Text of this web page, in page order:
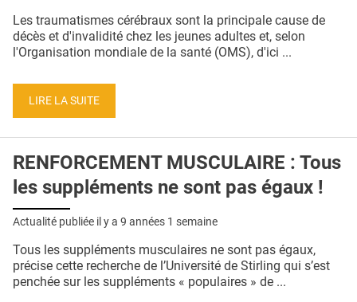
Les traumatismes cérébraux sont la principale cause de
décès et d'invalidité chez les jeunes adultes et, selon
l'Organisation mondiale de la santé (OMS), d'ici ...
LIRE LA SUITE
RENFORCEMENT MUSCULAIRE : Tous
les suppléments ne sont pas égaux !
Actualité publiée il y a 9 années 1 semaine
Tous les suppléments musculaires ne sont pas égaux,
précise cette recherche de l’Université de Stirling qui s’est
penchée sur les suppléments « populaires » de ...